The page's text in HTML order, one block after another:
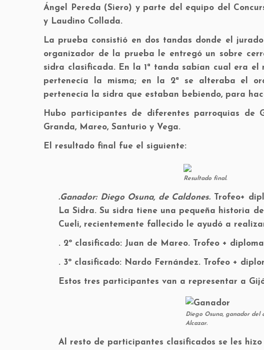
Ángel Pereda (Siero) y parte del equipo del
y Laudino Collada.
La prueba consistió en dos tandas donde el
organizador de la prueba le entregó un sobre
sidra clasificada. En la 1ª tanda sabían cual era el
pertenecía la misma; en la 2ª se alteraba el
pertenecía la sidra que estaban bebiendo, para
Hubo participantes de diferentes parroquias de
Granda, Mareo, Santurio y Vega.
El resultado final fue el siguiente:
Resultado final.
.Ganador: Diego Osuna, de Caldones. Trofeo+
La Sidra. Su sidra tiene una pequeña historia
Cueli, recientemente fallecido le ayudó a
. 2º clasificado: Juan de Mareo. Trofeo +
. 3º clasificado: Nardo Fernández. Trofeo +
Estos tres participantes van a representar a
Diego Osuna, ganador del
Alcazar.
Al resto de participantes clasificados se les